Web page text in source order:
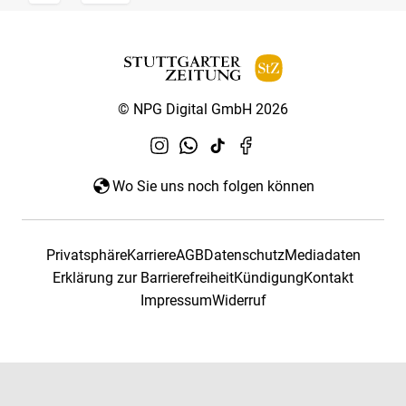
© NPG Digital GmbH 2026
Wo Sie uns noch folgen können
PrivatsphäreKarriereAGBDatenschutzMediadaten
Erklärung zur BarrierefreiheitKündigungKontakt
ImpressumWiderruf